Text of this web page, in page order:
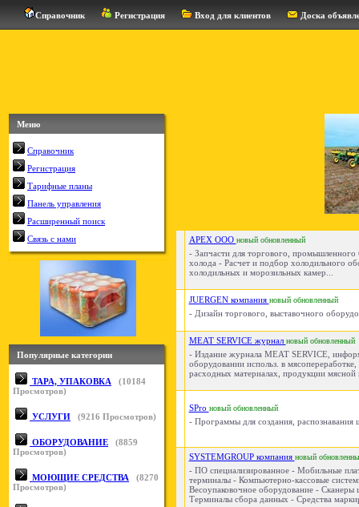
Справочник Регистрация Вход для клиентов Доска
Меню
Справочник
Регистрация
Тарифные планы
Панель управления
Расширенный поиск
Связь с нами
Популярные категории
ТАРА, УПАКОВКА (10184
Просмотров)
УСЛУГИ (9216 Просмотров)
ОБОРУДОВАНИЕ (8859
Просмотров)
МОЮЩИЕ СРЕДСТВА (8270
Просмотров)
APEX ООО новый обновленный
- Запчасти для торгового, промышленного
холода - Расчет и подбор холодильного
холодильных и морозильных камер...
JUERGEN компания новый обновленный
- Дизайн торгового, выставочного
MEAT SERVICE журнал новый обновленный
- Издание журнала MEAT SERVICE,
оборудовании использ. в
расходных материалах, продукции мясной
SPro новый обновленный
- Программы для создания, распознавания
SYSTEMGROUP компания новый
- ПО специализированное - Мобильные
терминалы - Компьютерно-кассовые
Весоупаковочное оборудование - Сканеры
Терминалы сбора данных - Средства